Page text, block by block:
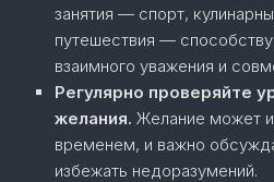
занятия — спорт,
путешествия —
взаимного уважения и
Регулярно проверяйте
желания. Желание может
временем, и важно
избежать недоразумений.